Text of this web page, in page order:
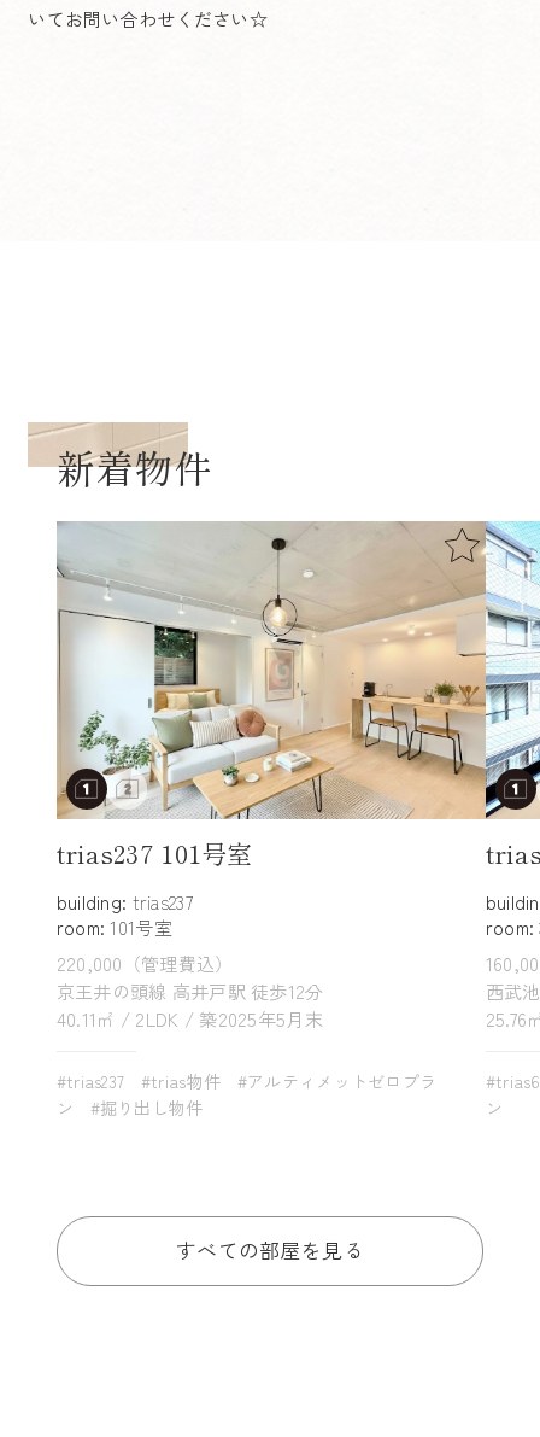
いてお問い合わせください☆
新着物件
trias237 101号室
building: trias237
room: 101号室
220,000（管理費込）
京王井の頭線 高井戸駅 徒歩12分
40.11㎡ / 2LDK / 築2025年5月末
#trias237 #trias物件
#アルティメットゼロプラ
ン
#掘り出し物件
room:
西武
25.76
ン
すべての部屋を見る